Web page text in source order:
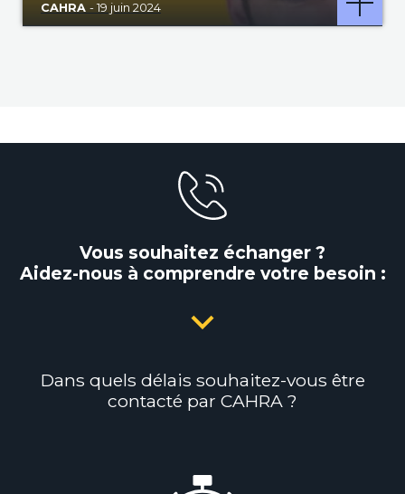
CAHRA - 19 juin 2024
Vous souhaitez échanger ?
Aidez-nous à comprendre votre besoin :
Dans quels délais souhaitez-vous être
contacté par CAHRA ?